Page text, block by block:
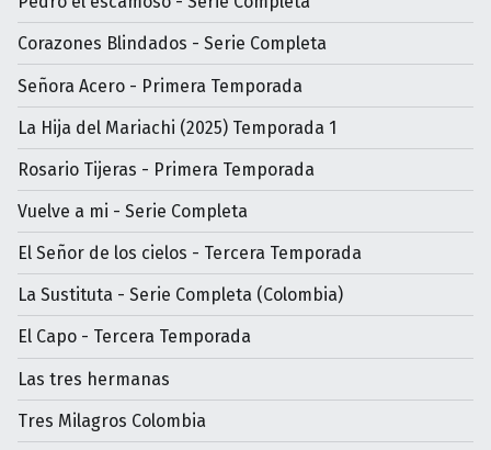
Corazones Blindados - Serie Completa
Señora Acero - Primera Temporada
La Hija del Mariachi (2025) Temporada 1
Rosario Tijeras - Primera Temporada
Vuelve a mi - Serie Completa
El Señor de los cielos - Tercera Temporada
La Sustituta - Serie Completa (Colombia)
El Capo - Tercera Temporada
Las tres hermanas
Tres Milagros Colombia